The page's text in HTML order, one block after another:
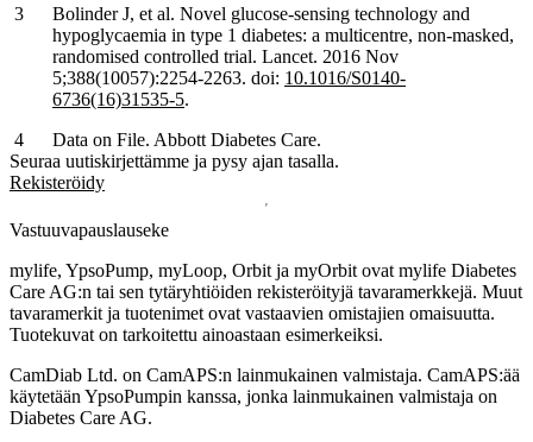
Bolinder J, et al. Novel glucose-sensing technology and
hypoglycaemia in type 1 diabetes: a multicentre, non-masked,
randomised controlled trial. Lancet. 2016 Nov
5;388(10057):2254-2263. doi: 10.1016/S0140-
6736(16)31535-5.
Data on File. Abbott Diabetes Care.
Seuraa uutiskirjettämme ja pysy ajan tasalla.
Rekisteröidy
Vastuuvapauslauseke
mylife, YpsoPump, myLoop, Orbit ja myOrbit ovat mylife Diabetes
Care AG:n tai sen tytäryhtiöiden rekisteröityjä tavaramerkkejä. Muut
tavaramerkit ja tuotenimet ovat vastaavien omistajien omaisuutta.
Tuotekuvat on tarkoitettu ainoastaan esimerkeiksi.
CamDiab Ltd. on CamAPS:n lainmukainen valmistaja. CamAPS:ää
käytetään YpsoPumpin kanssa, jonka lainmukainen valmistaja on
Diabetes Care AG.